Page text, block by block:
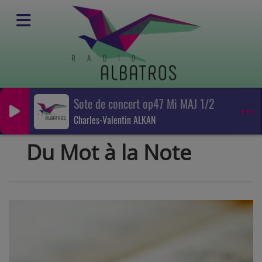
Sote de concert op47 Mi MAJ 1/2
Charles-Valentin ALKAN
Emissions Musique Classique
Du Mot à la Note